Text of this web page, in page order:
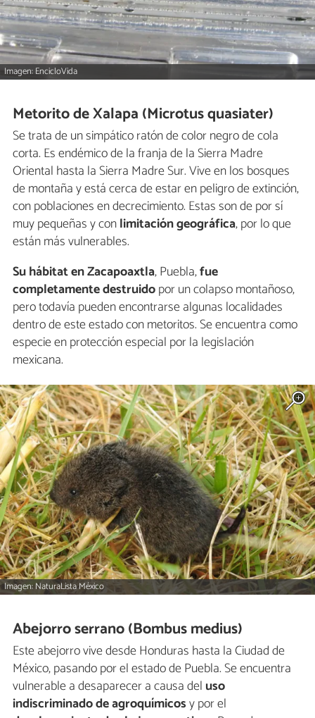
Imagen: EncicloVida
Metorito de Xalapa (Microtus quasiater)
Se trata de un simpático ratón de color negro de cola
corta. Es endémico de la franja de la Sierra Madre
Oriental hasta la Sierra Madre Sur. Vive en los bosques
de montaña y está cerca de estar en peligro de extinción,
con poblaciones en decrecimiento. Estas son de por sí
muy pequeñas y conlimitación geográfica, por lo que
están más vulnerables.
Su hábitat en Zacapoaxtla, Puebla,fue
completamente destruidopor un colapso montañoso,
pero todavía pueden encontrarse algunas localidades
dentro de este estado con metoritos. Se encuentra como
especie en protección especial por la legislación
mexicana.
Imagen: NaturaLista México
Abejorro serrano (Bombus medius)
Este abejorro vive desde Honduras hasta la Ciudad de
México, pasando por el estado de Puebla. Se encuentra
vulnerable a desaparecer a causa del uso
indiscriminado de agroquímicosy por el